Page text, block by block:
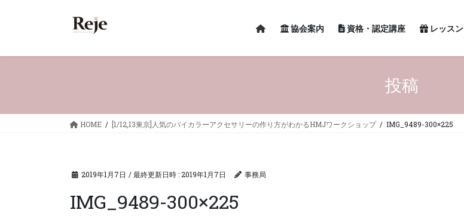
協会案内 資格・認定講座 レッスン
投稿
HOME [1/12,13東京]人気のバイカラーアクセサリーの作り方がわかるHMJワークショップ IMG_9489-300×225
2019年1月7日 / 最終更新日時 : 2019年1月7日 事務局
IMG_9489-300×225